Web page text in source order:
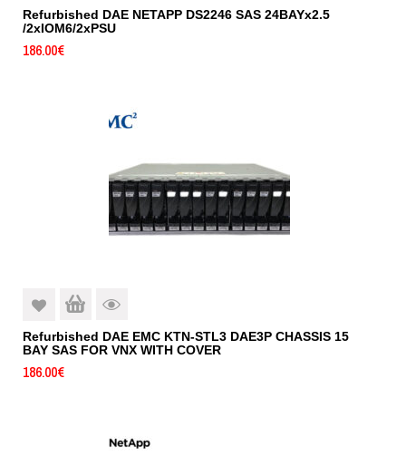
Refurbished DAE NETAPP DS2246 SAS 24BAYx2.5
/2xIOM6/2xPSU
186.00€
Refurbished DAE EMC KTN-STL3 DAE3P CHASSIS 15
BAY SAS FOR VNX WITH COVER
186.00€